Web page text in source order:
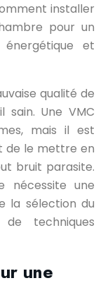
installer
pour un
et
qualité de
sain. Une VMC
mais il est
de le mettre en
bruit parasite.
nécessite une
la sélection du
techniques
une